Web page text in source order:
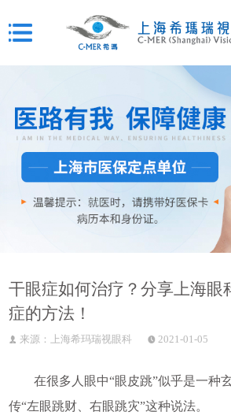
干眼症如何治疗？分享上海眼
症的方法！
来源：上海希玛瑞视眼科 2021-01-05
在很多人眼中“眼皮跳”似乎是一种
传“左眼跳财、右眼跳灾”这种说法。